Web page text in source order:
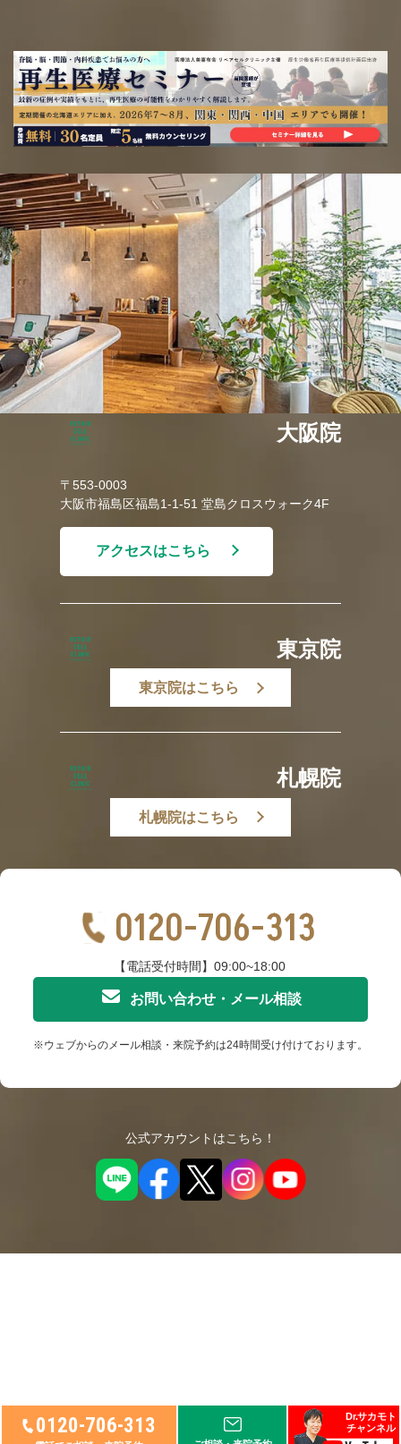
0120-706-313
Dr.サカモト
チャンネル
大阪院
〒553-0003
大阪市福島区福島1-1-51 堂島クロスウォーク4F
アクセスはこちら
東京院
東京院はこちら
札幌院
札幌院はこちら
0120-706-313
【電話受付時間】09:00~18:00
お問い合わせ・メール相談
※ウェブからのメール相談・来院予約は24時間受け付けております。
公式アカウントはこちら！
© 2026 リペアセルクリニック, Ltd.